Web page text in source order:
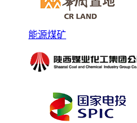
能源煤矿